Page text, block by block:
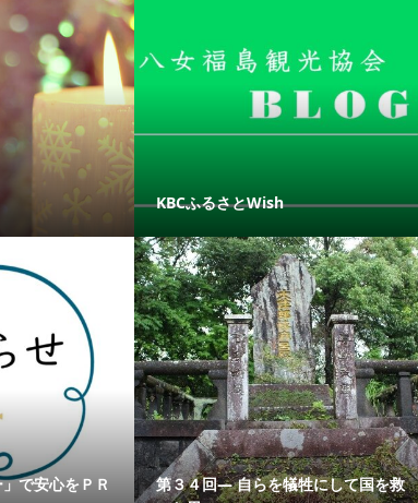
KBCふるさとWish
で安心をＰＲ
第３４回― 自らを犠牲にして国を救